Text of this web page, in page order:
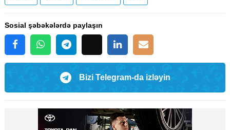
Sosial şəbəkələrdə paylaşın
Bizi Telegram-da izləyin